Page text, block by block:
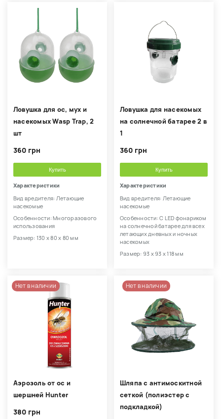
Ловушка для ос, мух и
насекомых Wasp Trap, 2
шт
360 грн
Купить
Характеристики
Вид вредителя: Летающие
насекомые
Особенности: Многоразового
использования
Размер: 130 х 80 х 80 мм
Ловушка для насекомых
на солнечной батарее 2 в
1
360 грн
Купить
Характеристики
Вид вредителя: Летающие
насекомые
Особенности: С LED фонариком
на солнечной батарее для всех
летающих дневных и ночных
насекомых
Размер: 93 х 93 х 118 мм
Нет в наличии
Аэрозоль от ос и
шершней Hunter
380 грн
Нет в наличии
Шляпа с антимоскитной
сеткой (полиэстер с
подкладкой)